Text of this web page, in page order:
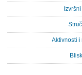
Aktivnosti i